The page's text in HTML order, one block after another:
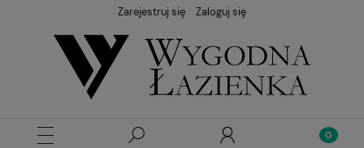
Zarejestruj się Zaloguj się